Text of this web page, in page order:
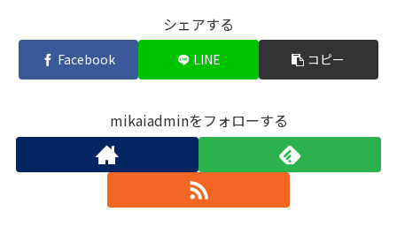
シェアする
Facebook LINE コピー
mikaiadminをフォローする